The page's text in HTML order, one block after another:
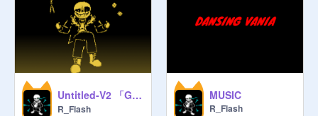
Untitled-V2 「GANBLE VANIA」
R_Flash
MUSIC
R_Flash